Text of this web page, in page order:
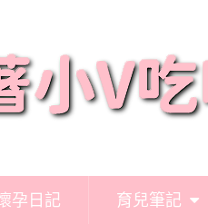
孕日記 育兒筆記